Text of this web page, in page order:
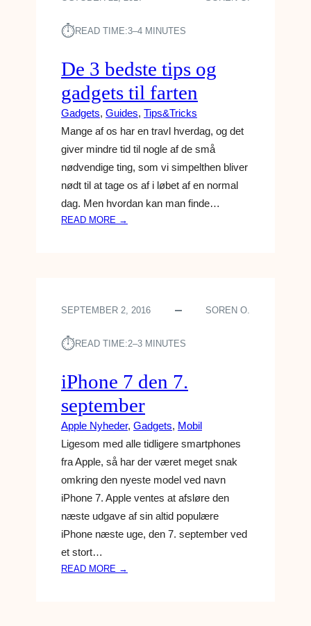
⏱︎READ TIME:3–4 MINUTES
De 3 bedste tips og
gadgets til farten
Gadgets, Guides, Tips&Tricks
Mange af os har en travl hverdag, og det
giver mindre tid til nogle af de små
nødvendige ting, som vi simpelthen bliver
nødt til at tage os af i løbet af en normal
dag. Men hvordan kan man finde…
READ MORE →
D
T
I
P
S
O
G
G
A
D
T
T
SEPTEMBER 2, 2016 SOREN O.
⏱︎READ TIME:2–3 MINUTES
iPhone 7 den 7.
september
Apple Nyheder, Gadgets, Mobil
Ligesom med alle tidligere smartphones
fra Apple, så har der været meget snak
omkring den nyeste model ved navn
iPhone 7. Apple ventes at afsløre den
næste udgave af sin altid populære
iPhone næste uge, den 7. september ved
et stort…
READ MORE →